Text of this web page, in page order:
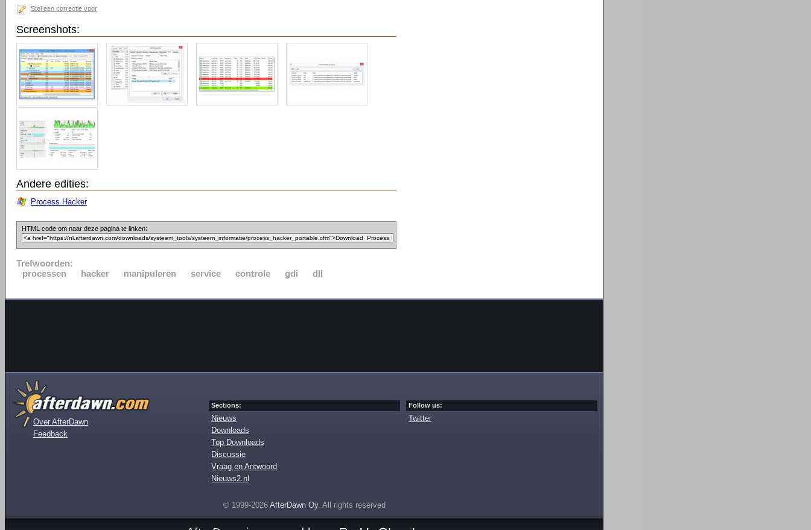
Stel een correctie voor
Screenshots:
Andere edities:
Process Hacker
HTML code om naar deze pagina te linken:
Trefwoorden:
processen
hacker manipuleren service controle gdi dll
Over AfterDawn
Feedback
Sections:
Nieuws
Downloads
Top Downloads
Discussie
Vraag en Antwoord
Nieuws2.nl
Follow us:
Twitter
© 1999-2026 AfterDawn Oy. All rights reserved